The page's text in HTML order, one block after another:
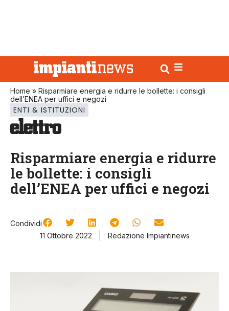
Home » Risparmiare energia e ridurre le bollette: i consigli
dell’ENEA per uffici e negozi
ENTI & ISTITUZIONI
Risparmiare energia e ridurre
le bollette: i consigli
dell’ENEA per uffici e negozi
Condividi
11 Ottobre 2022
Redazione Impiantinews